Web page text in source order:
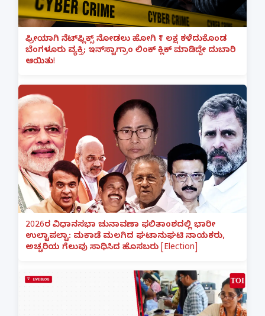
ಫ್ರೀಯಾಗಿ ನೆಟ್‌ಫ್ಲಿಕ್ಸ್ ನೋಡಲು ಹೋಗಿ ₹1 ಲಕ್ಷ ಕಳೆದುಕೊಂಡ
ಬೆಂಗಳೂರು ವ್ಯಕ್ತಿ; ಇನ್‌ಸ್ಟಾಗ್ರಾಂ ಲಿಂಕ್ ಕ್ಲಿಕ್ ಮಾಡಿದ್ದೇ ದುಬಾರಿ
ಆಯಿತು!
2026ರ ವಿಧಾನಸಭಾ ಚುನಾವಣಾ ಫಲಿತಾಂಶದಲ್ಲಿ ಭಾರೀ
ಉಲ್ಟಾಪಲ್ಟಾ: ಮಕಾಡೆ ಮಲಗಿದ ಘಟಾನುಘಟಿ ನಾಯಕರು,
ಅಚ್ಚರಿಯ ಗೆಲುವು ಸಾಧಿಸಿದ ಹೊಸಬರು [Election]